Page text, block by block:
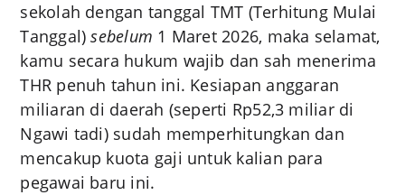
sekolah dengan tanggal TMT (Terhitung Mulai
Tanggal)sebelum 1 Maret 2026, maka selamat,
kamu secara hukum wajib dan sah menerima
THR penuh tahun ini. Kesiapan anggaran
miliaran di daerah (seperti Rp52,3 miliar di
Ngawi tadi) sudah memperhitungkan dan
mencakup kuota gaji untuk kalian para
pegawai baru ini.